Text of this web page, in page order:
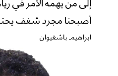
أصبحنا مجرد شغف
ابراهيم باشغيوان